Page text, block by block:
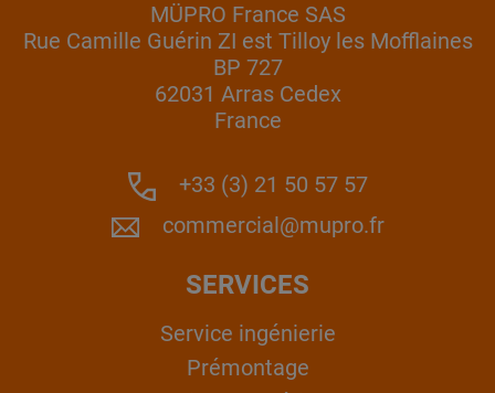
MÜPRO France SAS
Rue Camille Guérin ZI est Tilloy les Mofflaines
BP 727
62031 Arras Cedex
France
+33 (3) 21 50 57 57
commercial@mupro.fr
SERVICES
Service ingénierie
Prémontage